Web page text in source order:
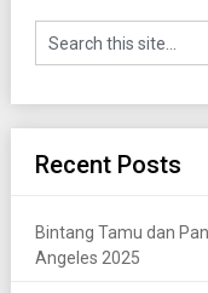
Recent Posts
Bintang Tamu dan
Angeles 2025